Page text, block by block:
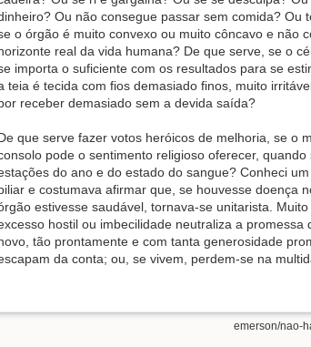
Ou não consegue passar sem comida? Ou
o órgão é muito convexo ou muito côncavo e não
real da vida humana? De que serve, se o
importa o suficiente com os resultados para se
teia é tecida com fios demasiado finos, muito
receber demasiado sem a devida saída?
que serve fazer votos heróicos de melhoria, se o
pode o sentimento religioso oferecer,
do ano e do estado do sangue? Conheci
e costumava afirmar que, se houvesse doença
estivesse saudável, tornava-se unitarista.
hostil ou imbecilidade neutraliza a
tão prontamente e com tanta generosidade
da conta; ou, se vivem, perdem-se na
emerson/nao-